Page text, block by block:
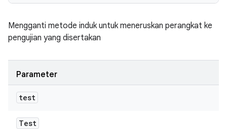
Mengganti metode induk untuk meneruskan perangkat ke
pengujian yang disertakan
Parameter
test
Test